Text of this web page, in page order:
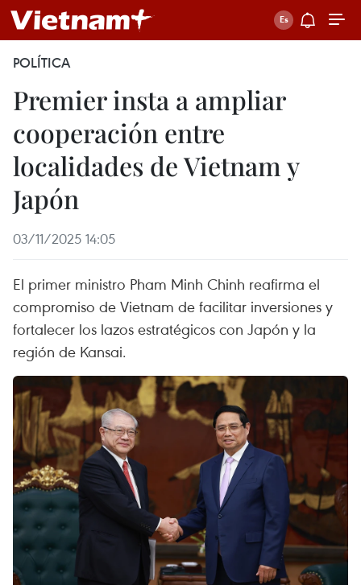
POLÍTICA
Premier insta a ampliar
cooperación entre
localidades de Vietnam y
Japón
03/11/2025 14:05
El primer ministro Pham Minh Chinh reafirma el
compromiso de Vietnam de facilitar inversiones y
fortalecer los lazos estratégicos con Japón y la
región de Kansai.